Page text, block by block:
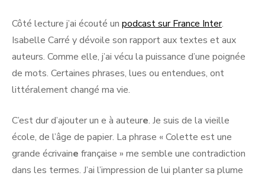
Côté lecture j’ai écouté un podcast sur France Inter.
Isabelle Carré y dévoile son rapport aux textes et aux
auteurs. Comme elle, j’ai vécu la puissance d’une poignée
de mots. Certaines phrases, lues ou entendues, ont
littéralement changé ma vie.
C’est dur d’ajouter un e à auteure. Je suis de la vieille
école, de l’âge de papier. La phrase « Colette est une
grande écrivaine française » me semble une contradiction
dans les termes. J’ai l’impression de lui planter sa plume